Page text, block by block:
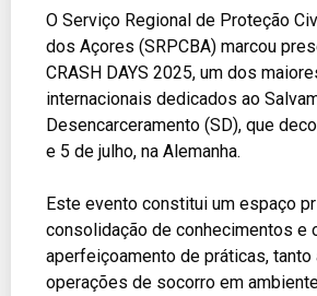
O Serviço Regional de Proteção
dos Açores (SRPCBA) marcou
CRASH DAYS 2025, um dos
internacionais dedicados ao
Desencarceramento (SD), que
e 5 de julho, na Alemanha.
Este evento constitui um espaço
consolidação de conhecimentos e
aperfeiçoamento de práticas, tanto
operações de socorro em